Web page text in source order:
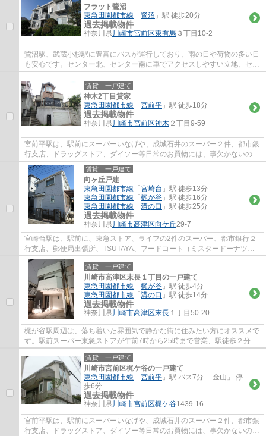
フラット鷺沼
東急田園都市線 「 鷺沼 」駅 徒歩20分
過去掲載物件
神奈川県川崎市宮前区東有馬 ３丁目10-2
鷺沼駅、武蔵小杉駅に豊富にバスが運行しており、雨の日や荷物の多い日
も安心です。センター北、センター南に車でアクセスしやすい立地、セン
ター北、センター南には、ノースポートモ...
賃貸｜一戸建て
神木2丁目貸家
東急田園都市線 「 宮前平 」駅 徒歩18分
過去掲載物件
神奈川県川崎市宮前区神木 ２丁目9-59
宮前平駅は、駅前にスーパーいなげや、成城石井のスーパー２件、都市銀
行支店、ドラッグストア、ダイソー等日常のお買物には、事欠かないの
と、駅北側には、宮前区役所、宮前図書館、...
賃貸｜一戸建て
向ヶ丘戸建
東急田園都市線 「 宮崎台 」駅 徒歩13分
東急田園都市線 「 梶が谷 」駅 徒歩16分
東急田園都市線 「 溝の口 」駅 徒歩25分
過去掲載物件
神奈川県川崎市高津区向ケ丘29-7
宮崎台駅は、駅前に、東急ストア、ライフの2件のスーパー、都市銀行２
行支店、郵便局出張所、TSUTAYA、フードコート（ミスタードーナツ、
ケンタッキー、タリーズ、銀だこ）等がありと...
賃貸｜一戸建て
川崎市高津区末長１丁目の一戸建て
東急田園都市線 「 梶が谷 」駅 徒歩4分
東急田園都市線 「 溝の口 」駅 徒歩14分
過去掲載物件
神奈川県川崎市高津区末長 １丁目50-20
梶が谷駅周辺は、落ち着いた雰囲気で静かな街に住みたい方にオススメで
す。駅前スーパー東急ストアが午前7時から25時まで営業、駅徒歩２分の
高津郵便局は、高津区の本局で不在時の荷物...
賃貸｜一戸建て
川崎市宮前区梶ケ谷の一戸建て
東急田園都市線 「 宮前平 」駅 バス7分 「金山」 停
歩6分
過去掲載物件
神奈川県川崎市宮前区梶ケ谷1439-16
宮前平駅は、駅前にスーパーいなげや、成城石井のスーパー２件、都市銀
行支店、ドラッグストア、ダイソー等日常のお買物には、事欠かないの